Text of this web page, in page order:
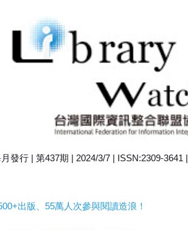
發行 | 第437期 | 2024/3/7 | ISSN:2309-3641 |
出版、55萬人次參與閱讀造浪！